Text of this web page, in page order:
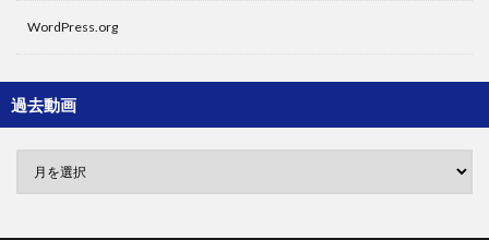
WordPress.org
過去動画